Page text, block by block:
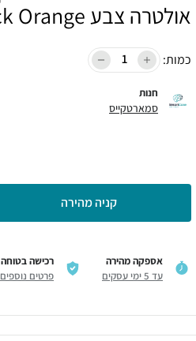
אולטרה צבע Black Orange
כמות:
חנות
סמארטקייס
קניה מהירה
אספקה מהירה
עד 5 ימי עסקים
רכישה בטוחה
פרטים נוספים